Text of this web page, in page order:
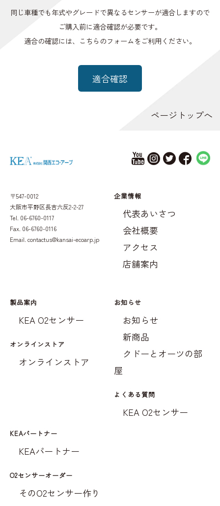
同じ車種でも年式やグレードで異なるセンサーが適合しますので
ご購入前に適合確認が必要です。
適合の確認には、こちらのフォームをご利用ください。
適合確認
ページトップへ
〒547-0012
大阪市平野区長吉六反2-2-27
Tel. 06-6760-0117
Fax. 06-6760-0116
Email. contactus@kansai-ecoarp.jp
企業情報
代表あいさつ
会社概要
アクセス
店舗案内
製品案内
KEA O2センサー
オンラインストア
オンラインストア
お知らせ
お知らせ
新商品
クドーとオーツの部
屋
よくある質問
KEA O2センサー
KEAパートナー
KEAパートナー
O2センサーオーダー
そのO2センサー作り